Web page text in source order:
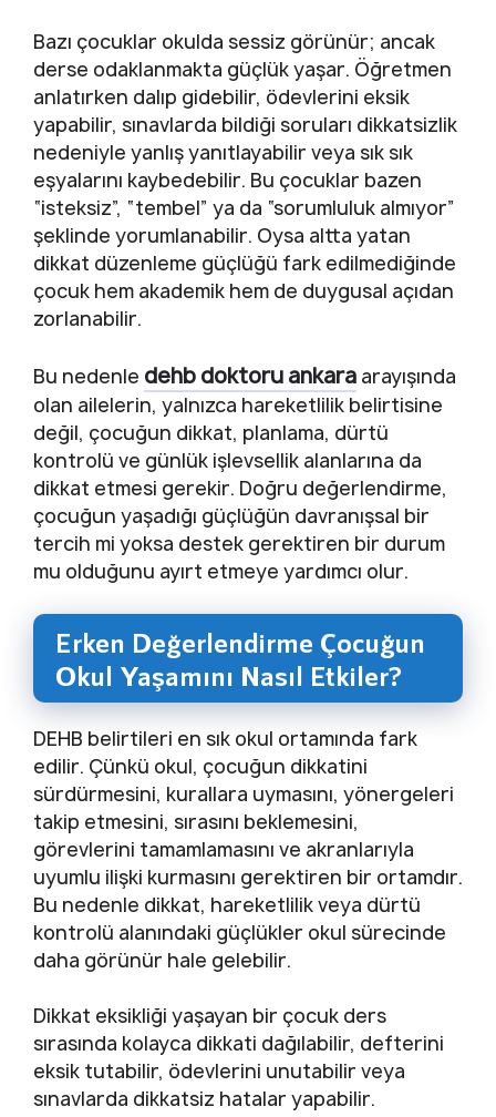
Bazı çocuklar okulda sessiz görünür; ancak
derse odaklanmakta güçlük yaşar. Öğretmen
anlatırken dalıp gidebilir, ödevlerini eksik
yapabilir, sınavlarda bildiği soruları dikkatsizlik
nedeniyle yanlış yanıtlayabilir veya sık sık
eşyalarını kaybedebilir. Bu çocuklar bazen
“isteksiz”, “tembel” ya da “sorumluluk almıyor”
şeklinde yorumlanabilir. Oysa altta yatan
dikkat düzenleme güçlüğü fark edilmediğinde
çocuk hem akademik hem de duygusal açıdan
zorlanabilir.
Bu nedenle dehb doktoru ankara arayışında
olan ailelerin, yalnızca hareketlilik belirtisine
değil, çocuğun dikkat, planlama, dürtü
kontrolü ve günlük işlevsellik alanlarına da
dikkat etmesi gerekir. Doğru değerlendirme,
çocuğun yaşadığı güçlüğün davranışsal bir
tercih mi yoksa destek gerektiren bir durum
mu olduğunu ayırt etmeye yardımcı olur.
Erken Değerlendirme Çocuğun
Okul Yaşamını Nasıl Etkiler?
DEHB belirtileri en sık okul ortamında fark
edilir. Çünkü okul, çocuğun dikkatini
sürdürmesini, kurallara uymasını, yönergeleri
takip etmesini, sırasını beklemesini,
görevlerini tamamlamasını ve akranlarıyla
uyumlu ilişki kurmasını gerektiren bir ortamdır.
Bu nedenle dikkat, hareketlilik veya dürtü
kontrolü alanındaki güçlükler okul sürecinde
daha görünür hale gelebilir.
Dikkat eksikliği yaşayan bir çocuk ders
sırasında kolayca dikkati dağılabilir, defterini
eksik tutabilir, ödevlerini unutabilir veya
sınavlarda dikkatsiz hatalar yapabilir.